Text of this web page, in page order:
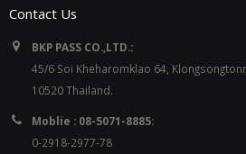
Contact Us
BKP PASS CO.,LTD.:
45/6 Soi Kheharomklao 64,
10520 Thailand.
Moblie : 08-5071-8885:
0-2918-2977-78